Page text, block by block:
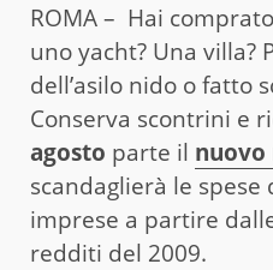
ROMA – Hai
uno yacht? Una villa?
dell’asilo nido o fatto
Conserva scontrini e
agosto parte il
scandaglierà le
imprese a partire
redditi del 2009.